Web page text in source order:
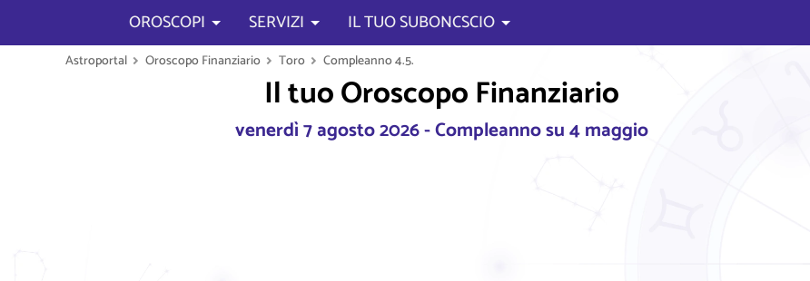
OROSCOPI SERVIZI IL TUO SUBONCSCIO
Astroportal Oroscopo Finanziario Toro Compleanno 4.5.
Il tuo Oroscopo Finanziario
venerdì 7 agosto 2026 - Compleanno su 4 maggio